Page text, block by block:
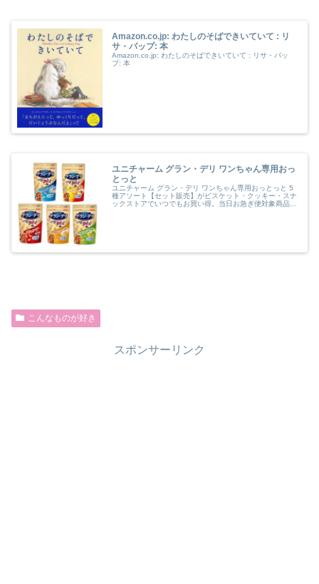
Amazon.co.jp: わたしのそばできいていて : リ
サ・パップ: 本
Amazon.co.jp: わたしのそばできいていて : リサ・パッ
プ: 本
ユニチャーム グラン・デリ ワンちゃん専用おっ
とっと
ユニチャーム グラン・デリ ワンちゃん専用おっとっと 5
種アソート【セット販売】がビスケット・クッキー・スナ
ックストアでいつでもお買い得。当日お急ぎ便対象商品
こんなものが好き
スポンサーリンク